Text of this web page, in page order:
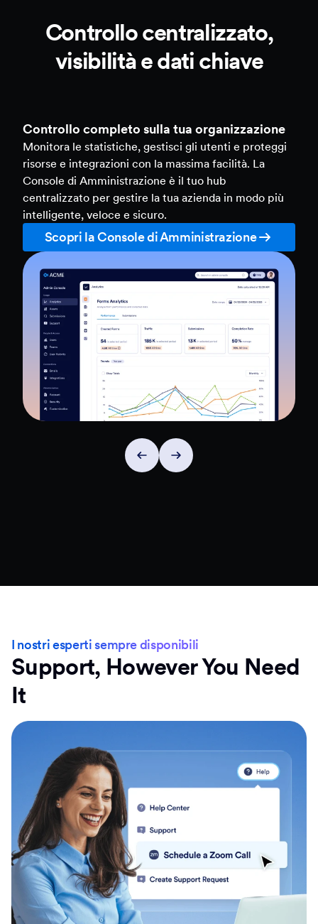
Controllo centralizzato,
visibilità e dati chiave
Controllo completo sulla tua organizzazione
Monitora le statistiche, gestisci gli utenti e proteggi
risorse e integrazioni con la massima facilità. La
Console di Amministrazione è il tuo hub
centralizzato per gestire la tua azienda in modo più
intelligente, veloce e sicuro.
Scopri la Console di Amministrazione
I nostri esperti sempre disponibili
Support, However You Need
It